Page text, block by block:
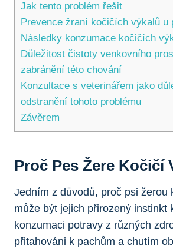
Jak tento problém řešit
Prevence žraní kočičích výkalů u
Následky konzumace kočičích
Důležitost čistoty venkovního
zabránění této chování
Konzultace s veterinářem jako
odstranění tohoto problému
Závěrem
Proč Pes Žere Kočičí
Jedním z důvodů, proč psi žerou
může být jejich přirozený instinkt
konzumaci potravy z různých
přitahováni k pachům a chutím